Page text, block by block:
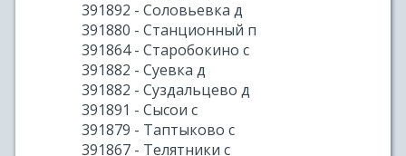
391892 - Соловьевка д
391880 - Станционный п
391864 - Старобокино с
391882 - Суевка д
391882 - Суздальцево д
391891 - Сысои с
391879 - Таптыково с
391867 - Телятники с